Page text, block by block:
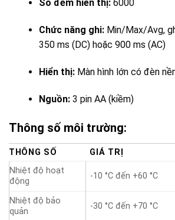
Số đếm hiển thị:6000
Chức năng ghi:Min/Max/Avg,
350 ms (DC) hoặc 900 ms (AC)
Hiển thị:Màn hình lớn có đèn
Nguồn:3 pin AA (kiềm)
Thông số môi trường:
THÔNG SỐ
GIÁ TRỊ
Nhiệt độ hoạt
động
-10 °C đến +60 °C
Nhiệt độ bảo
quản
-30 °C đến +70 °C